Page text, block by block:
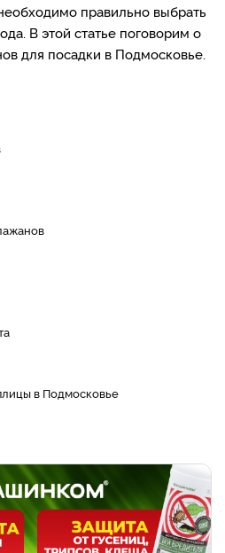
правильно выбрать
В этой статье поговорим о
для посадки в Подмосковье.
в Подмосковье